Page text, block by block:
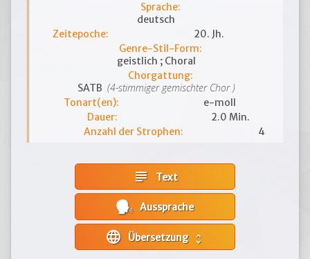
Sprache:
deutsch
Zeitepoche:
20. Jh.
Genre-Stil-Form:
geistlich ; Choral
Chorgattung:
SATB (4-stimmiger gemischter Chor )
Tonart(en):
e-moll
Dauer:
2.0 Min.
Anzahl der Strophen:
4
subject Text
Aussprache
language unfold_more